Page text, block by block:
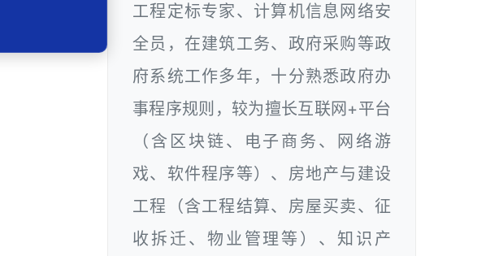
工程定标专家、计算机信息网络安
全员，在建筑工务、政府采购等政
府系统工作多年，十分熟悉政府办
事程序规则，较为擅长互联网+平台
（含区块链、电子商务、网络游
戏、软件程序等）、房地产与建设
工程（含工程结算、房屋买卖、征
收拆迁、物业管理等）、知识产